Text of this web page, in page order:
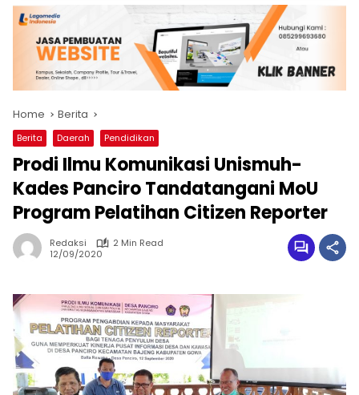
Home Berita
Berita Daerah Pendidikan
Prodi Ilmu Komunikasi Unismuh-
Kades Panciro Tandatangani MoU
Program Pelatihan Citizen Reporter
Redaksi
2 Min Read
12/09/2020